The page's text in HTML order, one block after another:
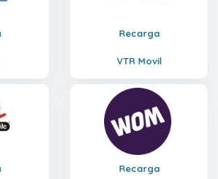
Recarga
VTR Movil
Recarga